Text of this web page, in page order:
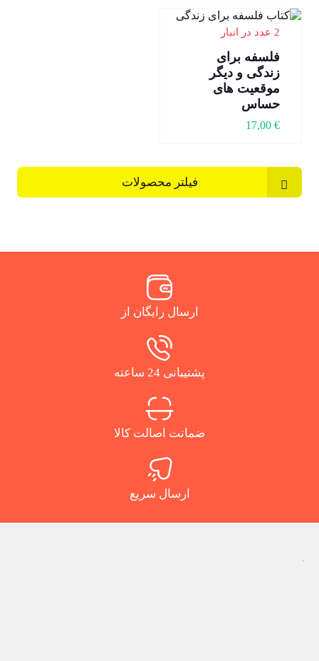
2 عدد در انبار
فلسفه برای
زندگی و دیگر
موقعیت های
حساس
17,00 €
فیلتر محصولات
ارسال رایگان از
پشتیبانی 24 ساعته
ضمانت اصالت کالا
ارسال سریع
.